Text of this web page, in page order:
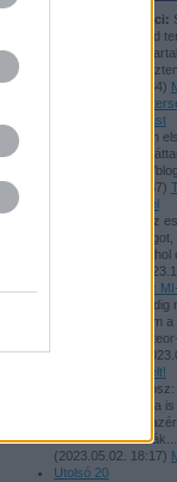
Mesterséges Geci:
nem lenne szabad
AI által készített
Mostanában
2024.07.05. 07:34)
intelligencia,
tartalmak - podcast
Itthon én
Koren Balázsnál
témát: kobak.org/
2023.10.25. 19:37)
dolgozni az MI-vel
Tudsz
ajánlani olyan blogot,
videósorozatot, ahol
Tanulj dolgozni az
Mindig
izgalommal vártam
adását a Meti
Jó utat, Kelt!
számos más téma
viccelni, és pont
általad sorolt témák...
(2023.05.02. 18:17)
Utolsó 20